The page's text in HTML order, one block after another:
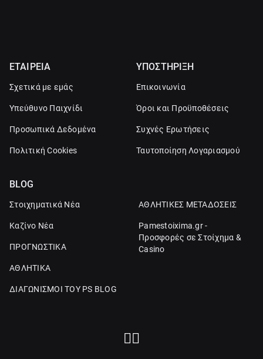
ΕΤΑΙΡΕΙΑ
Σχετικά με εμάς
Υπεύθυνο Παιχνίδι
Προσωπικά Δεδομένα
Πολιτική Cookies
ΥΠΟΣΤΗΡΙΞΗ
Επικοινωνία
Όροι και Προϋποθέσεις
Συχνές Ερωτήσεις
Ταυτοποίηση Λογαριασμού
BLOG
Στοιχηματικά Νέα
Καζίνο Νέα
ΠΡΟΓΝΩΣΤΙΚΑ
ΑΘΛΗΤΙΚΑ
ΔΙΑΓΩΝΙΣΜΟΙ ΤΟΥ PS BLOG
ΑΘΛΗΤΙΚΕΣ ΜΕΤΑΔΟΣΕΙΣ
Pamestoixima.gr -
Προσφορές σε Στοίχημα &
Casino